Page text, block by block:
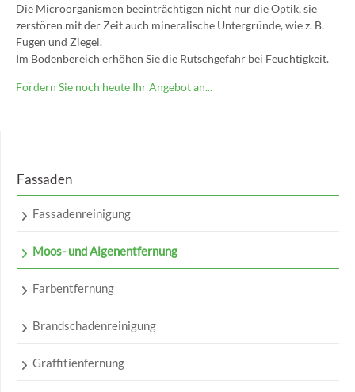
Die Microorganismen beeinträchtigen nicht nur die Optik, sie
zerstören mit der Zeit auch mineralische Untergründe, wie z. B.
Fugen und Ziegel.
Im Bodenbereich erhöhen Sie die Rutschgefahr bei Feuchtigkeit.
Fordern Sie noch heute Ihr Angebot an...
Fassaden
Fassadenreinigung
Moos- und Algenentfernung
Farbentfernung
Brandschadenreinigung
Graffitienfernung